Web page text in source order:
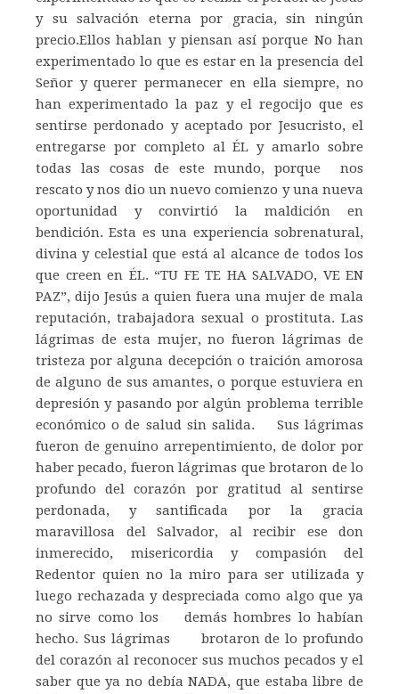
y su salvación eterna por gracia, sin ningún
precio.Ellos hablan y piensan así porque No han
experimentado lo que es estar en la presencia del
Señor y querer permanecer en ella siempre, no
han experimentado la paz y el regocijo que es
sentirse perdonado y aceptado por Jesucristo, el
entregarse por completo al ÉL y amarlo sobre
todas las cosas de este mundo, porque nos
rescato y nos dio un nuevo comienzo y una nueva
oportunidad y convirtió la maldición en
bendición. Esta es una experiencia sobrenatural,
divina y celestial que está al alcance de todos los
que creen en ÉL. “TU FE TE HA SALVADO, VE EN
PAZ”, dijo Jesús a quien fuera una mujer de mala
reputación, trabajadora sexual o prostituta. Las
lágrimas de esta mujer, no fueron lágrimas de
tristeza por alguna decepción o traición amorosa
de alguno de sus amantes, o porque estuviera en
depresión y pasando por algún problema terrible
económico o de salud sin salida. Sus lágrimas
fueron de genuino arrepentimiento, de dolor por
haber pecado, fueron lágrimas que brotaron de lo
profundo del corazón por gratitud al sentirse
perdonada, y santificada por la gracia
maravillosa del Salvador, al recibir ese don
inmerecido, misericordia y compasión del
Redentor quien no la miro para ser utilizada y
luego rechazada y despreciada como algo que ya
no sirve como los demás hombres lo habían
hecho. Sus lágrimas brotaron de lo profundo
del corazón al reconocer sus muchos pecados y el
saber que ya no debía NADA, que estaba libre de